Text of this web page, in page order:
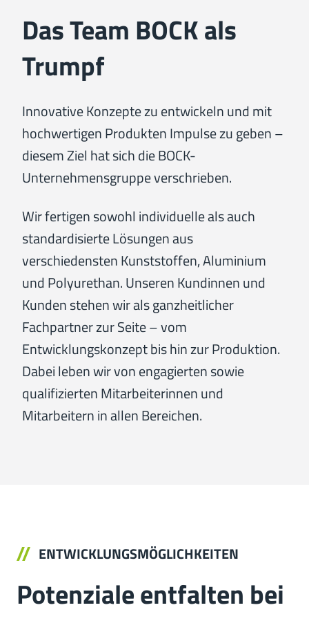
Das Team BOCK als
Trumpf
Innovative Konzepte zu entwickeln und mit
hochwertigen Produkten Impulse zu geben –
diesem Ziel hat sich die BOCK-
Unternehmensgruppe verschrieben.
Wir fertigen sowohl individuelle als auch
standardisierte Lösungen aus
verschiedensten Kunststoffen, Aluminium
und Polyurethan. Unseren Kundinnen und
Kunden stehen wir als ganzheitlicher
Fachpartner zur Seite – vom
Entwicklungskonzept bis hin zur Produktion.
Dabei leben wir von engagierten sowie
qualifizierten Mitarbeiterinnen und
Mitarbeitern in allen Bereichen.
ENTWICKLUNGSMÖGLICHKEITEN
Potenziale entfalten bei